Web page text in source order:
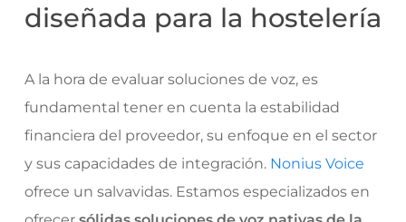
diseñada para la hostelería
A la hora de evaluar soluciones de voz, es
fundamental tener en cuenta la estabilidad
financiera del proveedor, su enfoque en el sector
y sus capacidades de integración. Nonius Voice
ofrece un salvavidas. Estamos especializados en